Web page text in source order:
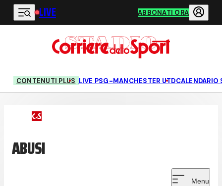
Vai al contenuto principale
LIVE ABBONATI ORA
CONTENUTI PLUS LIVE PSG-MANCHESTER UTDCALENDARIO
ABUSI
Menu